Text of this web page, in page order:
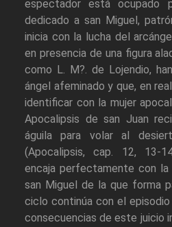
espectador está ocupado
dedicado a san Miguel,
inicia con la lucha del
en presencia de una figura
como L. M?. de Lojendio,
ángel afeminado y que, en
identificar con la mujer
Apocalipsis de san Juan
águila para volar al
(Apocalipsis, cap. 12, 13-
encaja perfectamente con
san Miguel de la que forma
ciclo continúa con el
consecuencias de este juicio